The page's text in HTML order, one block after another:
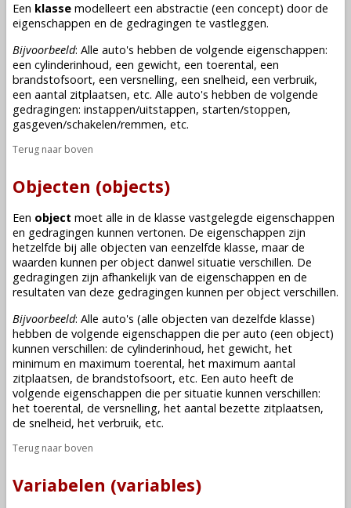
Een klasse modelleert een abstractie (een concept) door de
eigenschappen en de gedragingen te vastleggen.
Bijvoorbeeld: Alle auto's hebben de volgende eigenschappen:
een cylinderinhoud, een gewicht, een toerental, een
brandstofsoort, een versnelling, een snelheid, een verbruik,
een aantal zitplaatsen, etc. Alle auto's hebben de volgende
gedragingen: instappen/uitstappen, starten/stoppen,
gasgeven/schakelen/remmen, etc.
Terug naar boven
Objecten (objects)
Een object moet alle in de klasse vastgelegde eigenschappen
en gedragingen kunnen vertonen. De eigenschappen zijn
hetzelfde bij alle objecten van eenzelfde klasse, maar de
waarden kunnen per object danwel situatie verschillen. De
gedragingen zijn afhankelijk van de eigenschappen en de
resultaten van deze gedragingen kunnen per object verschillen.
Bijvoorbeeld: Alle auto's (alle objecten van dezelfde klasse)
hebben de volgende eigenschappen die per auto (een object)
kunnen verschillen: de cylinderinhoud, het gewicht, het
minimum en maximum toerental, het maximum aantal
zitplaatsen, de brandstofsoort, etc. Een auto heeft de
volgende eigenschappen die per situatie kunnen verschillen:
het toerental, de versnelling, het aantal bezette zitplaatsen,
de snelheid, het verbruik, etc.
Terug naar boven
Variabelen (variables)